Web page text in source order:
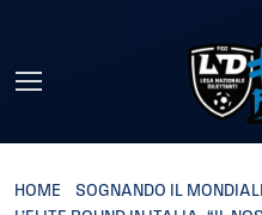
HOME
SOGNANDO IL